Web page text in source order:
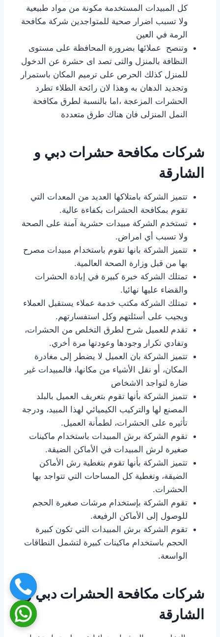
كل المبيدات المستخدمة مكونة من مواد طبيعية
ولا تسبب اضرار صحية للمتواجدين شركة مكافحة
الرمة في العين
وتنصح عملائها بضرورة المحافظة على مستوى
النظافة بالمنزل والتى تصد اى حشرة عن الدخول
للمنزل كذلك الحرص على ترميم المكان باستمرار
وتجديد الدهان به وهذا لان رائحة الطلاء تطرد
الحشرات المزعجة ،اما بالنسبة لطرق مكافحة
النمل المنزلى فان هناك طرق متعددة
شركات مكافحة حشرات دبي و
الشارقة
تتميز الشركة بامتلاكها العديد من المعدات التي
تقوم بمكافحة الحشرات بكفاءة عالية.
تستخدم الشركة مبيدات حشرية آمنة على الصحة
ولا تسبب أي امراض.
تتميز الشركة بانها تقوم باستخدام مبيدات مصرح
بها من قبل وزارة الصحة العالمية.
تمتلك الشركة خبرة كبيرة في إبادة الحشرات
والقضاء عليها نهائيا.
تمتلك الشركة مكتب خدمة عملاء يستقبل العملاء
ويجيب على أسئلتهم وكل استفسارتهم.
تقدم للعميل شرح لطرق التخلص من الحشرات،
وتفادي تكرار وجودها وعودتها مرة أخري.
تتميز الشركة بان العميل لا يضطر إلى مغادرة
المكان، أو نقل الأشياء من مكانها، فالمبيدات غير
ضارة لتواجد الاشخاص
تتميز الشركة بأنها تقوم بتعريف العميل بالبلد
المصنع لها والتركيب الكيميائي لهذا المبيد، ودرجة
تأثيره على الحشرات، لطمأنة العميل.
تقوم الشركة برش المبيدات باستخدام ماكينات
صغيرة لرش المبيدات في الأماكن الضيقة.
تتميز الشركة بأنها تقوم بتغطية رش الأماكن
الضيقة، وتغطية كل المساحات التي تتواجد بها
الحشرات.
تقوم الشركة بإستخدام مرشات صغيرة الحجم
للوصول إلى الأماكن الرفيعة.
تقوم الشركة برش المبيدات التي تكون كبيرة
الحجم باستخدام ماكينات كبيرة لتشمل النطاقات
الواسعة.
شركات مكافحة الحشرات دبي و
الشارقة